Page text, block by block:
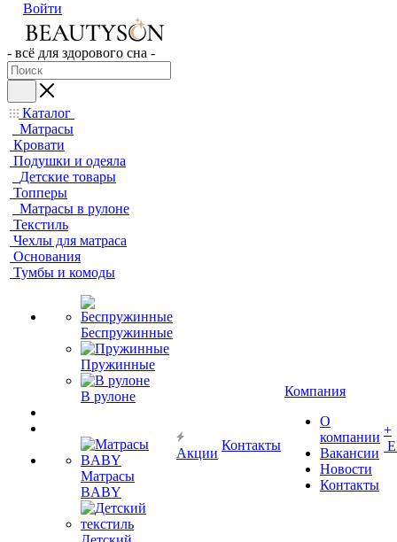
Войти
- всё для здорового сна -
Каталог
Матрасы
Кровати
Подушки и одеяла
Детские товары
Топперы
Матрасы в рулоне
Текстиль
Чехлы для матраса
Основания
Тумбы и комоды
Беспружинные
Пружинные
В рулоне
Матрасы
BABY
Акции
Контакты
Компания
О
компании
Вакансии
Новости
Контакты
+